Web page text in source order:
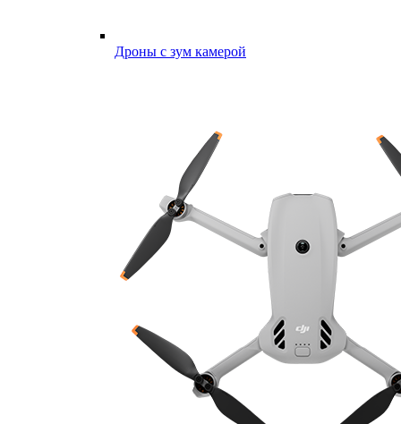
Дроны с зум камерой